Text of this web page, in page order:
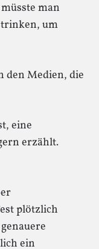
man
trinken, um
den Medien, die
eine
erzählt.
plötzlich
ein